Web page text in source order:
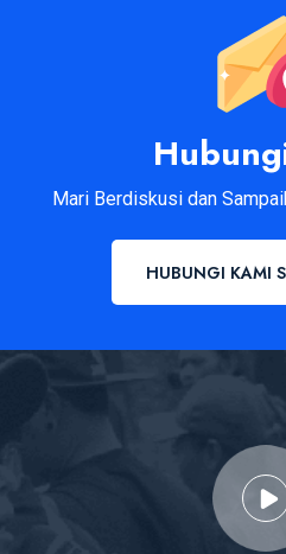
Mari Berdiskusi dan
HUBUNGI KAMI